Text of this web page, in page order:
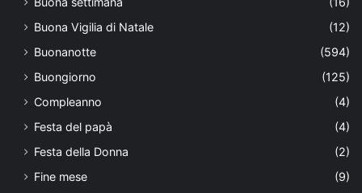
Buona Vigilia di Natale
(12)
Buonanotte
(594)
Buongiorno
(125)
Compleanno
(4)
Festa del papà
(4)
Festa della Donna
(2)
Fine mese
(9)